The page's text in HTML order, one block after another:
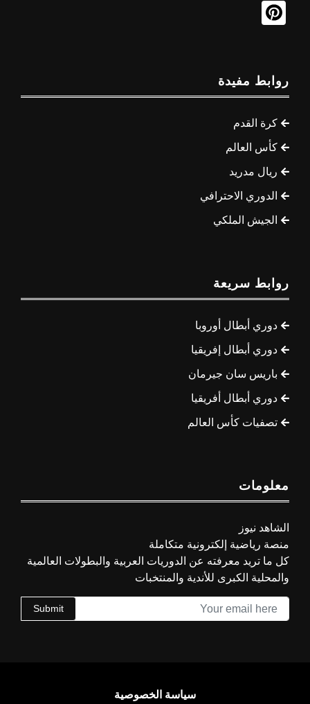
روابط مفيدة
كرة القدم
كأس العالم
ريال مدريد
الدوري الاحترافي
الجيش الملكي
روابط سريعة
دوري أبطال أوروبا
دوري أبطال إفريقيا
باريس سان جيرمان
دوري أبطال أفريقيا
تصفيات كأس العالم
معلومات
الشاهد نيوز
منصة رياضية إلكترونية متكاملة
كل ما تريد معرفته عن الدوريات العربية والبطولات العالمية
والمحلية الكبرى للأندية والمنتخبات
Submit
سياسة الخصوصية